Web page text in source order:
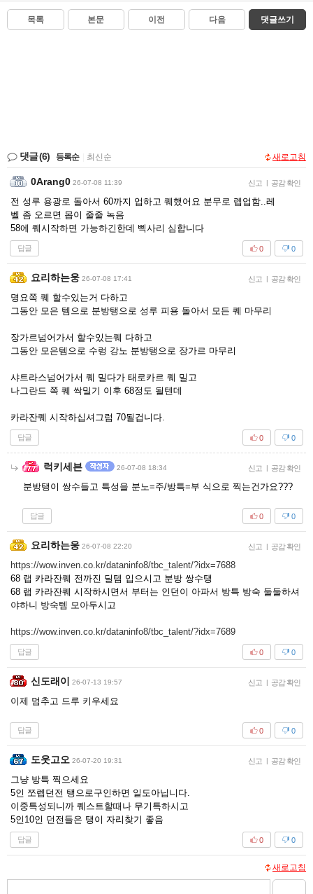
목록 본문 이전 다음 댓글쓰기
댓글(6) 등록순 최신순 새로고침
0Arang0 26-07-08 11:39 신고 | 공감 확인
전 성루 용광로 돌아서 60까지 업하고 퀘했어요 분무로 렙업함..레
벨 좀 오르면 몹이 줄줄 녹음
58에 퀘시작하면 가능하긴한데 삑사리 심합니다
답글 0
0
요리하는웅 26-07-08 17:41 신고 | 공감 확인
명요쪽 퀘 할수있는거 다하고
그동안 모은 템으로 분방탱으로 성루 피용 돌아서 모든 퀘 마무리
장가르넘어가서 할수있는퀘 다하고
그동안 모은템으로 수렁 강노 분방탱으로 장가르 마무리
샤트라스넘어가서 퀘 밀다가 태로카르 퀘 밀고
나그란드 쪽 퀘 싹밀기 이후 68정도 될텐데
카라잔퀘 시작하십셔그럼 70될겁니다.
답글 0
0
럭키세븐 26-07-08 18:34 신고 | 공감 확인
분방탱이 쌍수들고 특성을 분노=주/방특=부 식으로 찍는건가요???
답글 0
0
요리하는웅 26-07-08 22:20 신고 | 공감 확인
https://wow.inven.co.kr/dataninfo8/tbc_talent/?idx=7688
68 랩 카라잔퀘 전까진 딜템 입으시고 분방 쌍수탱
68 랩 카라잔퀘 시작하시면서 부터는 인던이 아파서 방특 방숙 둘둘하셔
야하니 방숙템 모아두시고
https://wow.inven.co.kr/dataninfo8/tbc_talent/?idx=7689
답글 0
0
신도래이 26-07-13 19:57 신고 | 공감 확인
이제 멈추고 드루 키우세요
답글 0
0
도웃고오 26-07-20 19:31 신고 | 공감 확인
그냥 방특 찍으세요
5인 쪼렙던전 탱으로구인하면 일도아닙니다.
이중특성되니까 퀘스트할때나 무기특하시고
5인10인 던전들은 탱이 자리찾기 좋음
답글 0
0
새로고침